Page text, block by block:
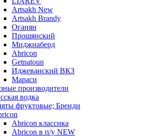
Artsakh New
Artsakh Brandy
Оганян
Прошянский
Миджнаберд
Abricon
Getnatoun
Иджеванский ВКЗ
Мараси
производители
водка
фруктовые; Бренди
Abricon классика
Abricon в п/у NEW